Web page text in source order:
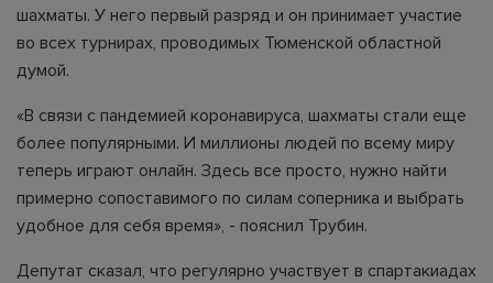
шахматы. У него первый разряд и он принимает участие
во всех турнирах, проводимых Тюменской областной
думой.
«В связи с пандемией коронавируса, шахматы стали еще
более популярными. И миллионы людей по всему миру
теперь играют онлайн. Здесь все просто, нужно найти
примерно сопоставимого по силам соперника и выбрать
удобное для себя время», - пояснил Трубин.
Депутат сказал, что регулярно участвует в спартакиадах